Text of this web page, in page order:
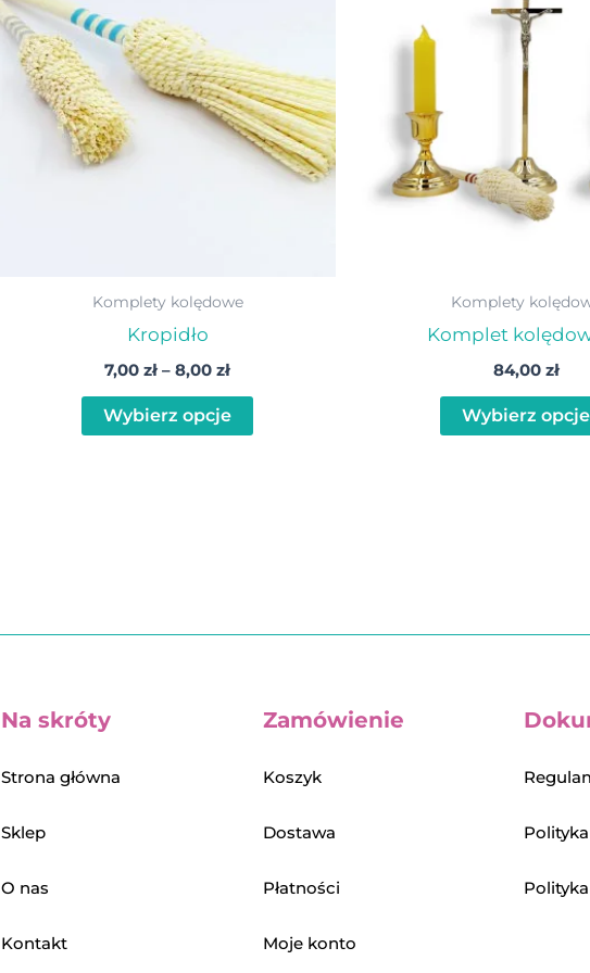
Komplety kolędowe
Kropidło
7,00 zł – 8,00 zł
8,00 zł
Wybierz opcje
wariantów.
Opcje
można
wybrać
Komplety
Komplet
84,00 zł
Wybierz opcje
Na skróty
Strona główna
Sklep
O nas
Kontakt
Zamówienie
Koszyk
Dostawa
Płatności
Moje konto